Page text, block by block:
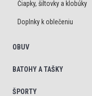
Čiapky, šiltovky a klobúky
Doplnky k oblečeniu
OBUV
BATOHY A TAŠKY
ŠPORTY